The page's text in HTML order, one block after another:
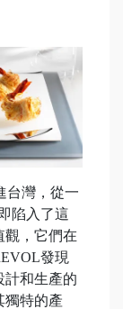
台灣，從一
陷入了這
觀，它們在
發現
計和生產的
獨特的產